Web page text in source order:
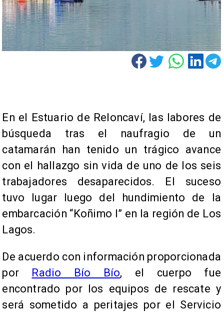
En el Estuario de Reloncaví, las labores de
búsqueda tras el naufragio de un
catamarán han tenido un trágico avance
con el hallazgo sin vida de uno de los seis
trabajadores desaparecidos. El suceso
tuvo lugar luego del hundimiento de la
embarcación “Koñimo I” en la región de Los
Lagos.
De acuerdo con información proporcionada
por Radio Bío Bío, el cuerpo fue
encontrado por los equipos de rescate y
será sometido a peritajes por el Servicio